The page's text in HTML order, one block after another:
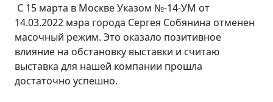
С 15 марта в Москве Указом №-14-УМ от
14.03.2022 мэра города Сергея Собянина отменен
масочный режим. Это оказало позитивное
влияние на обстановку выставки и считаю
выставка для нашей компании прошла
достаточно успешно.